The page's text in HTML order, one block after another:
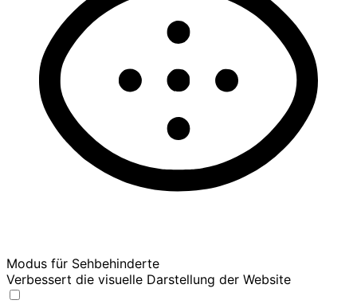
Modus für Sehbehinderte
Verbessert die visuelle Darstellung der Website